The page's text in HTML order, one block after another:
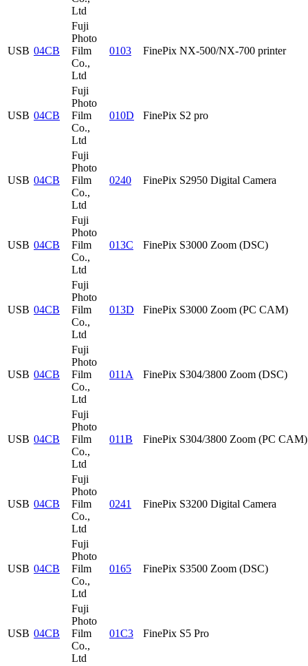
Ltd
USB 04CB
Fuji
Photo
Film
Co.,
Ltd
0103 FinePix NX-500/NX-700 printer
USB 04CB
Fuji
Photo
Film
Co.,
Ltd
010D FinePix S2 pro
USB 04CB
Fuji
Photo
Film
Co.,
Ltd
0240 FinePix S2950 Digital Camera
USB 04CB
Fuji
Photo
Film
Co.,
Ltd
013C FinePix S3000 Zoom (DSC)
USB 04CB
Fuji
Photo
Film
Co.,
Ltd
013D FinePix S3000 Zoom (PC CAM)
USB 04CB
Fuji
Photo
Film
Co.,
Ltd
011A FinePix S304/3800 Zoom (DSC)
USB 04CB
Fuji
Photo
Film
Co.,
Ltd
011B FinePix S304/3800 Zoom (PC CAM)
USB 04CB
Fuji
Photo
Film
Co.,
Ltd
0241 FinePix S3200 Digital Camera
USB 04CB
Fuji
Photo
Film
Co.,
Ltd
0165 FinePix S3500 Zoom (DSC)
USB 04CB
Fuji
Photo
Film
Co.,
Ltd
01C3 FinePix S5 Pro